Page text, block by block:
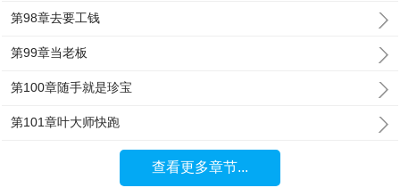
第98章去要工钱
第99章当老板
第100章随手就是珍宝
第101章叶大师快跑
查看更多章节...